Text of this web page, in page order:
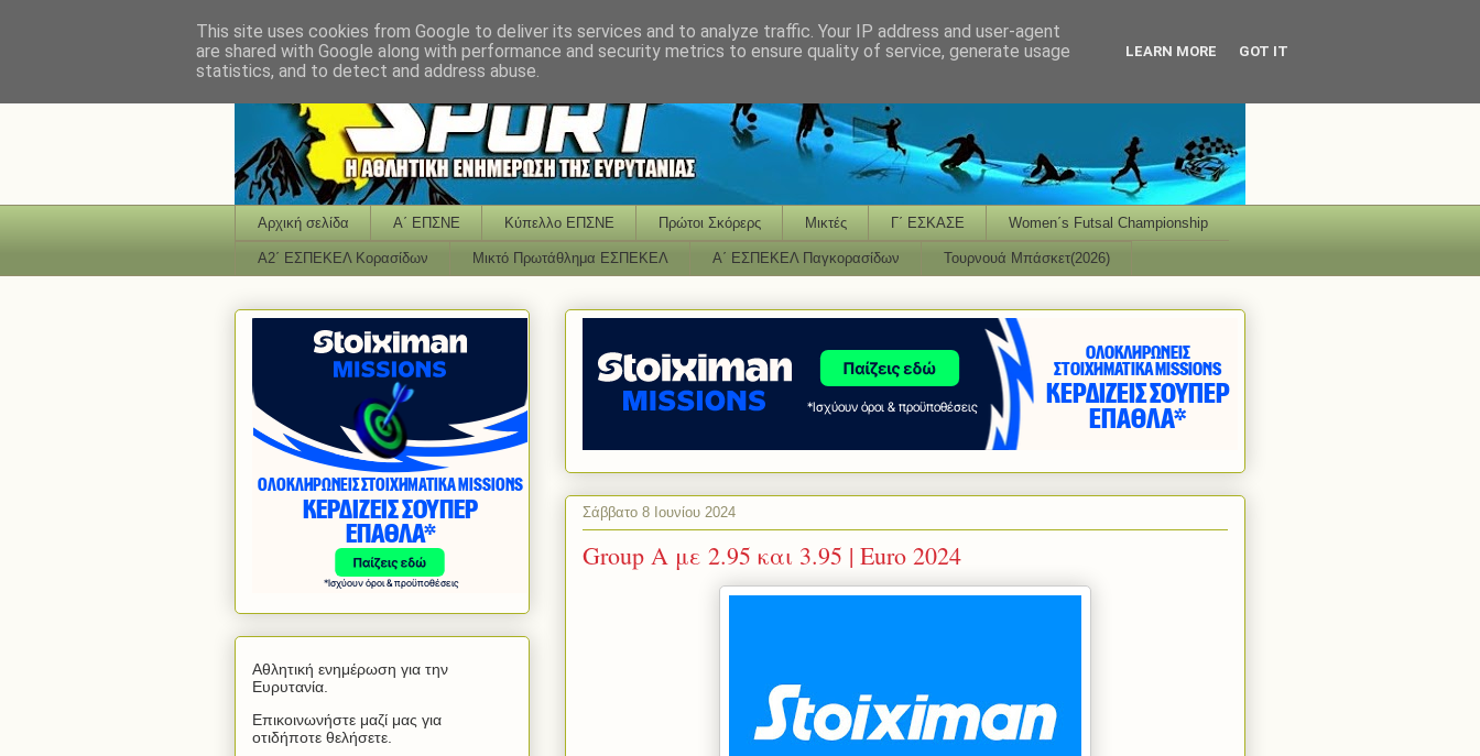
Αρχική σελίδα Α΄ ΕΠΣΝΕ Κύπελλο ΕΠΣΝΕ Πρώτοι Σκόρερς Μικτές Γ΄ ΕΣΚΑΣΕ Women΄s Futsal Championship
Α2΄ ΕΣΠΕΚΕΛ Κορασίδων Μικτό Πρωτάθλημα ΕΣΠΕΚΕΛ Α΄ ΕΣΠΕΚΕΛ Παγκορασίδων Τουρνουά Μπάσκετ(2026)
Σάββατο 8 Ιουνίου 2024
Group A με 2.95 και 3.95 | Euro 2024
Αθλητική ενημέρωση για την
Ευρυτανία.
Επικοινωνήστε μαζί μας για
οτιδήποτε θελήσετε.
This site uses cookies from Google to deliver its services and to analyze traffic. Your IP address and user-agent
are shared with Google along with performance and security metrics to ensure quality of service, generate usage
statistics, and to detect and address abuse.
LEARN MORE GOT IT